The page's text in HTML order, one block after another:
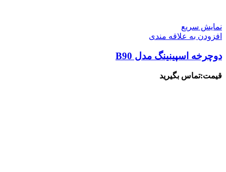
نمایش سریع
افزودن به علاقه مندی
دوچرخه اسپینینگ مدل B90
قیمت:تماس بگیرید